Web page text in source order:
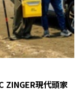
ZINGER現代頭家